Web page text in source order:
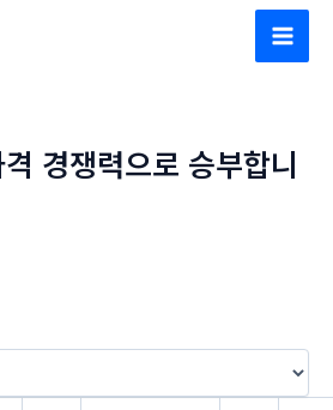
Main
경쟁력으로 승부합니